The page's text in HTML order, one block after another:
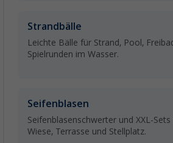
Strandbälle
Leichte Bälle für Strand, Pool,
Spielrunden im Wasser.
Seifenblasen
Seifenblasenschwerter und XXL-
Wiese, Terrasse und Stellplatz.